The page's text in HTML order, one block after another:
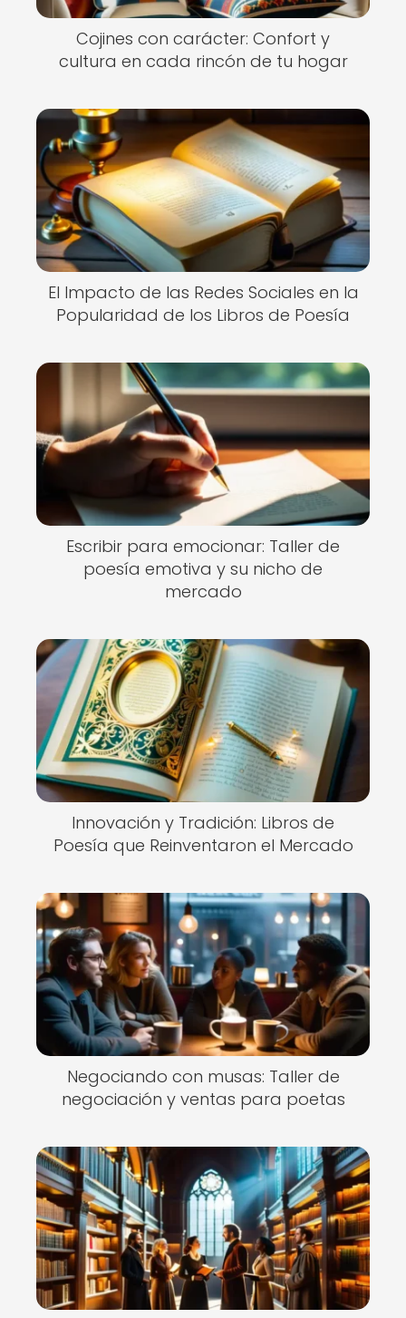
Cojines con carácter: Confort y
cultura en cada rincón de tu hogar
El Impacto de las Redes Sociales en la
Popularidad de los Libros de Poesía
Escribir para emocionar: Taller de
poesía emotiva y su nicho de
mercado
Innovación y Tradición: Libros de
Poesía que Reinventaron el Mercado
Negociando con musas: Taller de
negociación y ventas para poetas